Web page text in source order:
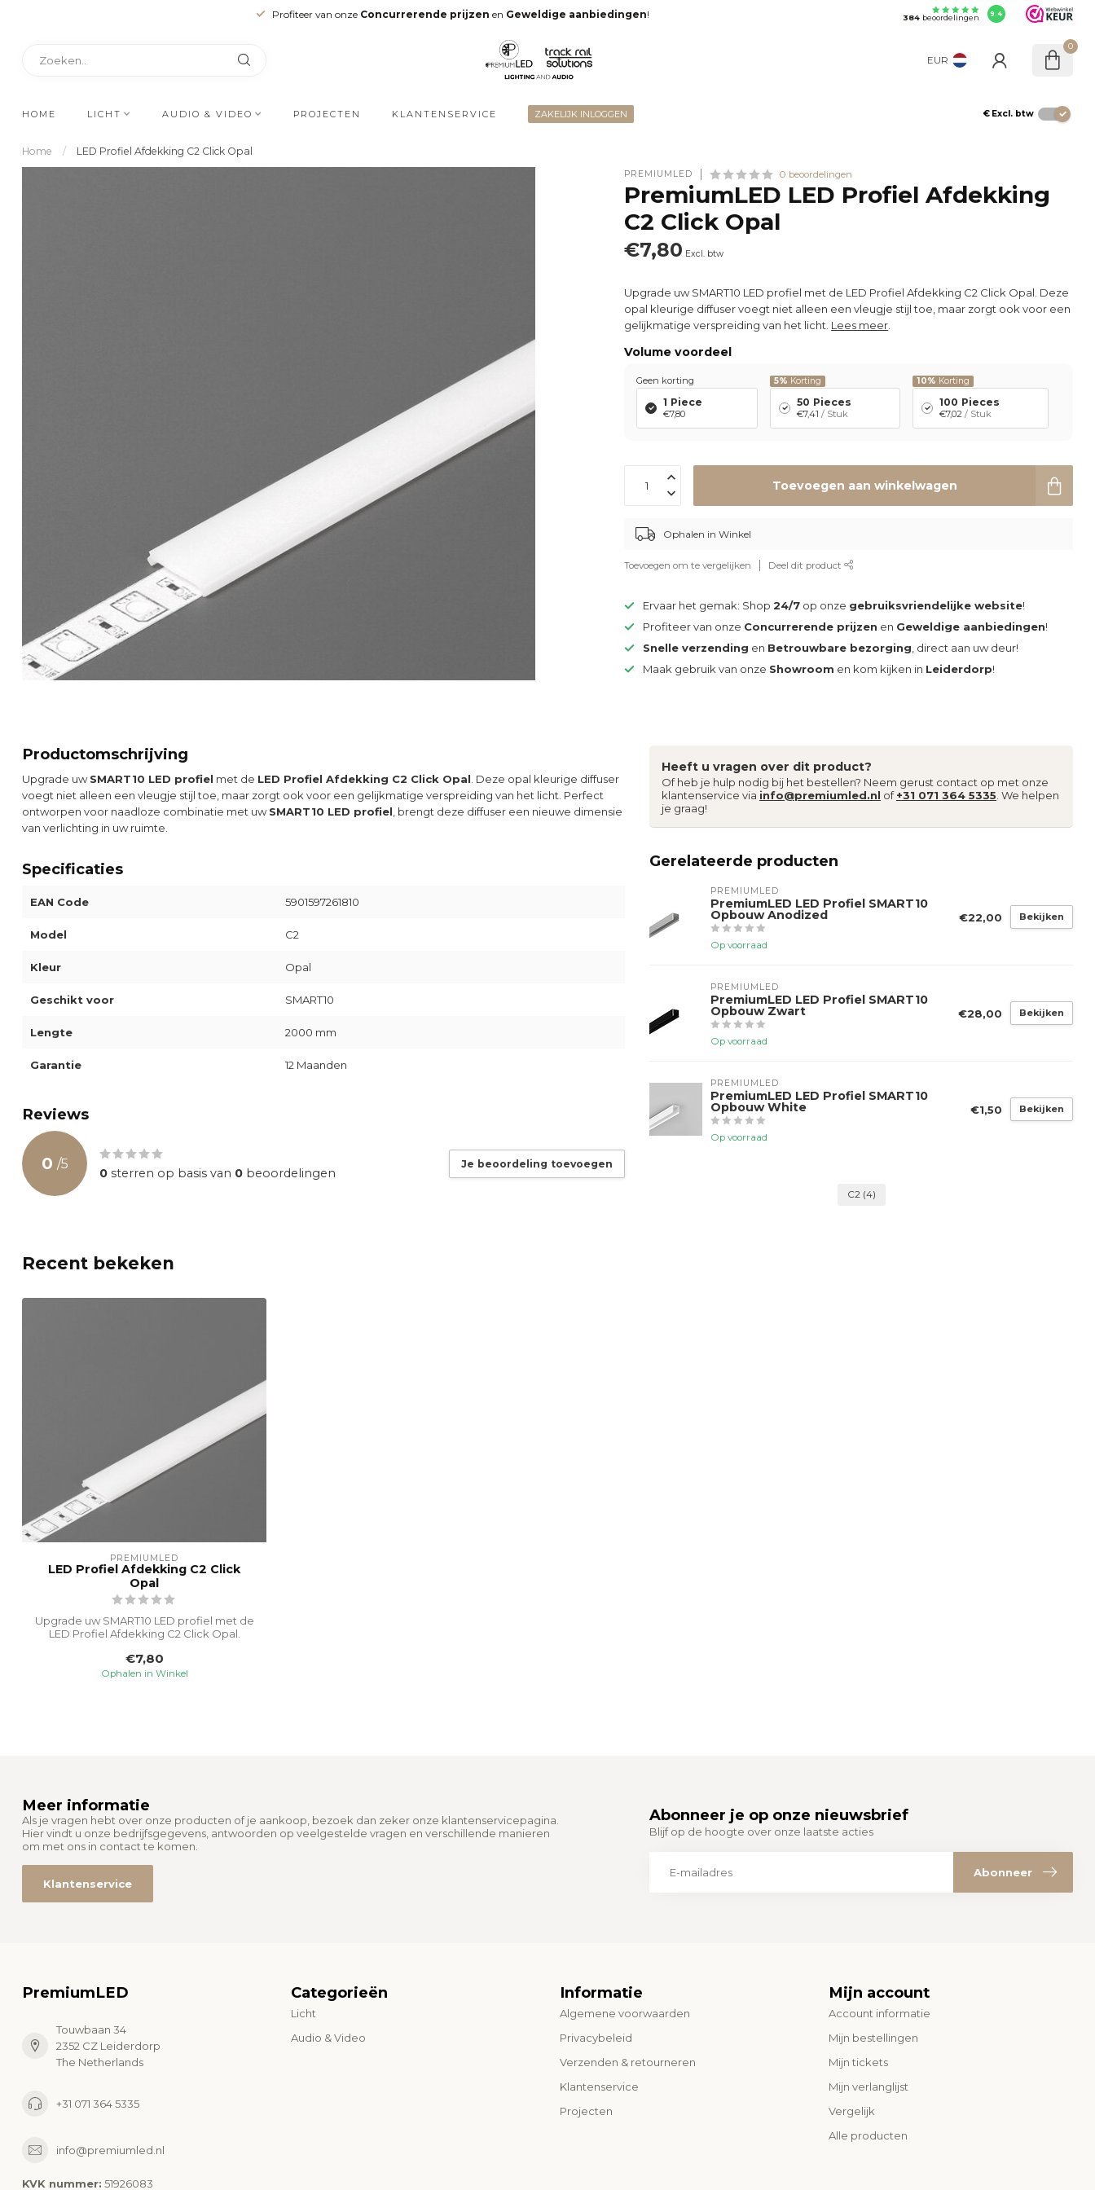
Profiteer van onze Concurrerende prijzen en Geweldige aanbiedingen! 384beoordelingen 9.4
EUR
0
HOME LICHT AUDIO & VIDEO PROJECTEN KLANTENSERVICE ZAKELIJK INLOGGEN € Excl. btw
Home / LED Profiel Afdekking C2 Click Opal
PREMIUMLED 0 beoordelingen
PremiumLED LED Profiel Afdekking
C2 Click Opal
€7,80 Excl. btw
Upgrade uw SMART10 LED profiel met de LED Profiel Afdekking C2 Click Opal. Deze
opal kleurige diffuser voegt niet alleen een vleugje stijl toe, maar zorgt ook voor een
gelijkmatige verspreiding van het licht. Lees meer
Volume voordeel
Geen korting
1 Piece
€7,80
5% Korting
50 Pieces
€7,41 / Stuk
10% Korting
100 Pieces
€7,02 / Stuk
Toevoegen aan winkelwagen
Ophalen in Winkel
Toevoegen om te vergelijken Deel dit product
Ervaar het gemak: Shop24/7 op onze gebruiksvriendelijke website!
Profiteer van onze Concurrerende prijzen en Geweldige aanbiedingen!
Snelle verzending en Betrouwbare bezorging , direct aan uw deur!
Maak gebruik van onze Showroom en kom kijken in Leiderdorp!
Productomschrijving
Upgrade uwSMART10 LED profiel met de LED Profiel Afdekking C2 Click Opal . Deze opal kleurige diffuser
voegt niet alleen een vleugje stijl toe, maar zorgt ook voor een gelijkmatige verspreiding van het licht. Perfect
ontworpen voor naadloze combinatie met uwSMART10 LED profiel , brengt deze diffuser een nieuwe dimensie
van verlichting in uw ruimte.
Specificaties
EAN Code 5901597261810
Model C2
Kleur Opal
Geschikt voor SMART10
Lengte 2000 mm
Garantie 12 Maanden
Reviews
0 /5
0 sterren op basis van 0 beoordelingen
Je beoordeling toevoegen
Heeft u vragen over dit product?
Of heb je hulp nodig bij het bestellen? Neem gerust contact op met onze
klantenservice via info@premiumled.nl of+31 071 364 5335 . We helpen
je graag!
Gerelateerde producten
PREMIUMLED
PremiumLED LED Profiel SMART10
Opbouw Anodized
Op voorraad
€22,00 Bekijken
PREMIUMLED
PremiumLED LED Profiel SMART10
Opbouw Zwart
Op voorraad
€28,00 Bekijken
PREMIUMLED
PremiumLED LED Profiel SMART10
Opbouw White
Op voorraad
€1,50 Bekijken
C2 (4)
Recent bekeken
PREMIUMLED
LED Profiel Afdekking C2 Click
Opal
Upgrade uw SMART10 LED profiel met de
LED Profiel Afdekking C2 Click Opal.
€7,80
Ophalen in Winkel
Meer informatie
Als je vragen hebt over onze producten of je aankoop, bezoek dan zeker onze klantenservicepagina.
Hier vindt u onze bedrijfsgegevens, antwoorden op veelgestelde vragen en verschillende manieren
om met ons in contact te komen.
Klantenservice
Abonneer je op onze nieuwsbrief
Blijf op de hoogte over onze laatste acties
Abonneer
PremiumLED
Touwbaan 34
2352 CZ Leiderdorp
The Netherlands
+31 071 364 5335
info@premiumled.nl
KVK nummer: 51926083
Categorieën
Licht
Audio & Video
Informatie
Algemene voorwaarden
Privacybeleid
Verzenden & retourneren
Klantenservice
Projecten
Mijn account
Account informatie
Mijn bestellingen
Mijn tickets
Mijn verlanglijst
Vergelijk
Alle producten